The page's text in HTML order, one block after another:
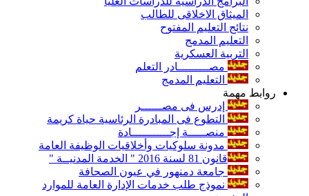
الميثاق الاخلاقى للطالب
نتائج التعليم المفتوح
التعليم المدمج
التربية العسكرية
مصـــــــــادر التعلم
التعليم المدمج
روابط مهمة
إدرس فى مصــــــر
التطوع فى المبادرة الرئاسية حياة كريمة
منصـــــة إجـــــــــــادة
مدونة سلوكيات وأخلاقيات الوظيفة العامة
قانون 81 لسنة 2016 " الخدمة المدنيــة "
جامعة دمنهور في عيون الصحافة
نموذج طلب خدمات الإدارة العامة للموارد